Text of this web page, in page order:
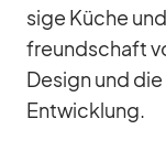
sige Kü­che
freund­schaft
De­sign und
Ent­wick­lung.